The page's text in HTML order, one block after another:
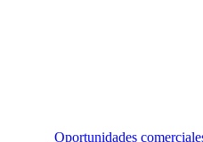
Oportunidades